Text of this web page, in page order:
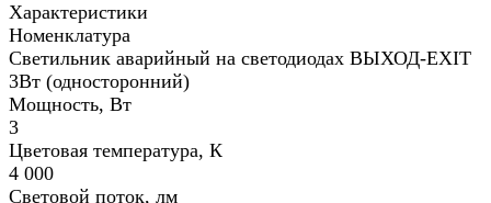
Характеристики
Номенклатура
Светильник аварийный на светодиодах ВЫХОД-EXIT
3Вт (односторонний)
Мощность, Вт
3
Цветовая температура, К
4 000
Световой поток, лм